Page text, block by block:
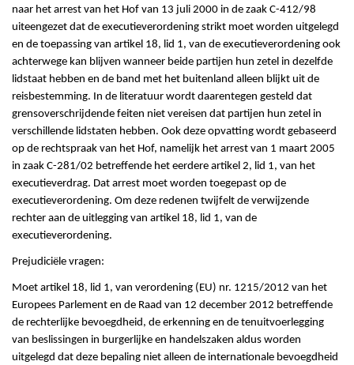
naar het arrest van het Hof van 13 juli 2000 in de zaak C-412/98
uiteengezet dat de executieverordening strikt moet worden uitgelegd
en de toepassing van artikel 18, lid 1, van de executieverordening ook
achterwege kan blijven wanneer beide partijen hun zetel in dezelfde
lidstaat hebben en de band met het buitenland alleen blijkt uit de
reisbestemming. In de literatuur wordt daarentegen gesteld dat
grensoverschrijdende feiten niet vereisen dat partijen hun zetel in
verschillende lidstaten hebben. Ook deze opvatting wordt gebaseerd
op de rechtspraak van het Hof, namelijk het arrest van 1 maart 2005
in zaak C-281/02 betreffende het eerdere artikel 2, lid 1, van het
executieverdrag. Dat arrest moet worden toegepast op de
executieverordening. Om deze redenen twijfelt de verwijzende
rechter aan de uitlegging van artikel 18, lid 1, van de
executieverordening.
Prejudiciële vragen:
Moet artikel 18, lid 1, van verordening (EU) nr. 1215/2012 van het
Europees Parlement en de Raad van 12 december 2012 betreffende
de rechterlijke bevoegdheid, de erkenning en de tenuitvoerlegging
van beslissingen in burgerlijke en handelszaken aldus worden
uitgelegd dat deze bepaling niet alleen de internationale bevoegdheid